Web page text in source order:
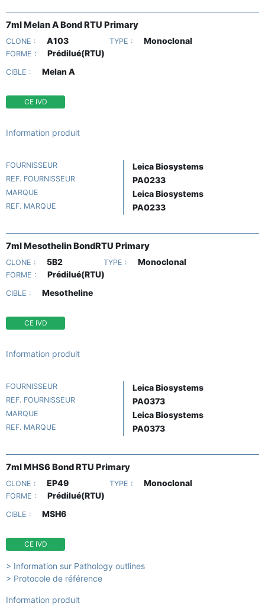
7ml Melan A Bond RTU Primary
CLONE : A103 TYPE : Monoclonal
FORME : Prédilué(RTU)
CIBLE : Melan A
CE IVD
Information produit
FOURNISSEUR Leica Biosystems
REF. FOURNISSEUR PA0233
MARQUE Leica Biosystems
REF. MARQUE PA0233
7ml Mesothelin BondRTU Primary
CLONE : 5B2 TYPE : Monoclonal
FORME : Prédilué(RTU)
CIBLE : Mesotheline
CE IVD
Information produit
FOURNISSEUR Leica Biosystems
REF. FOURNISSEUR PA0373
MARQUE Leica Biosystems
REF. MARQUE PA0373
7ml MHS6 Bond RTU Primary
CLONE : EP49 TYPE : Monoclonal
FORME : Prédilué(RTU)
CIBLE : MSH6
CE IVD
> Information sur Pathology outlines
> Protocole de référence
Information produit